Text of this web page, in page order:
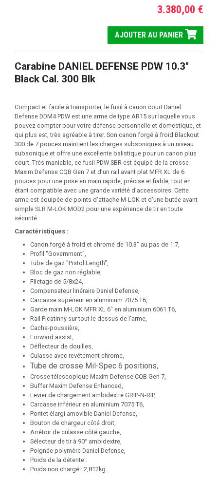
3.380,00 €
AJOUTER AU PANIER
Carabine DANIEL DEFENSE PDW 10.3"
Black Cal. 300 Blk
Compact et facile à transporter, le fusil à canon court Daniel
Defense DDM4 PDW est une arme de type AR15 sur laquelle vous
pouvez compter pour votre défense personnelle et domestique, et
qui plus est, très agréable à tirer. Son canon forgé à froid Blackout
300 de 7 pouces maintient les charges subsoniques à un niveau
subsonique et offre une excellente balistique pour un canon plus
court. Très maniable, ce fusil PDW SBR est équipé de la crosse
Maxim Defense CQB Gen 7 et d'un rail avant plat MFR XL de 6
pouces pour une prise en main rapide, précise et fiable, tout en
étant compatible avec une grande variété d'accessoires. Cette
arme est équipée de points d'attache M-LOK et d'une butée avant
simple SLR M-LOK MOD2 pour une expérience de tir en toute
sécurité.
Caractéristiques :
Canon forgé à froid et chromé de 10.3" au pas de 1:7,
Profil "Government",
Tube de gaz "Pistol Length",
Bloc de gaz non réglable,
Filetage de 5/8x24,
Compensateur linéraire Daniel Defense,
Carcasse supérieur en aluminium 7075 T6,
Garde main M-LOK MFR XL 6" en aluminium 6061 T6,
Rail Picatinny sur tout le dessus de l'arme,
Cache-poussière,
Forward assist,
Déflecteur de douilles,
Culasse avec revêtement chrome,
Tube de crosse Mil-Spec 6 positions,
Crosse télescopique Maxim Defense CQB Gen 7,
Buffer Maxim Defense Enhanced,
Levier de chargement ambidextre GRIP-N-RIP,
Carcasse inférieur en aluminium 7075 T6,
Pontet élargi amovible Daniel Defense,
Bouton de chargeur côté droit,
Arrêtoir de culasse côté gauche,
Sélecteur de tir à 90° ambidextre,
Poignée polymère Daniel Defense,
Poids de la détente :
Poids non chargé : 2,812kg.